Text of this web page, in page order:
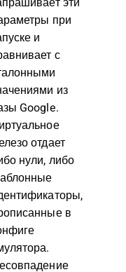
при
и
с
из
Google.
отдает
нули, либо
в